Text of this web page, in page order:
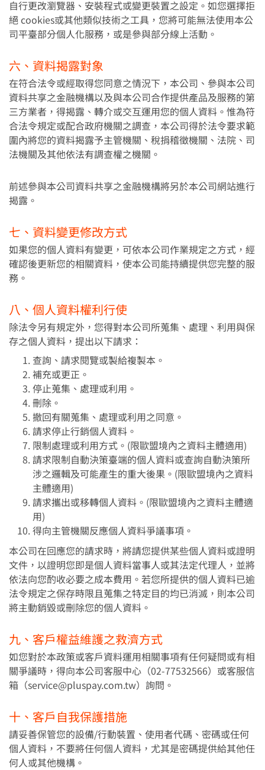
自行更改瀏覽器、安裝程式或變更裝置之設定。如您選擇拒
絕 cookies或其他類似技術之工具，您將可能無法使用本公
司平臺部分個人化服務，或是參與部分線上活動。
六、資料揭露對象
在符合法令或經取得您同意之情況下，本公司、參與本公司
資料共享之金融機構以及與本公司合作提供產品及服務的第
三方業者，得揭露、轉介或交互運用您的個人資料。惟為符
合法令規定或配合政府機關之調查，本公司得於法令要求範
圍內將您的資料揭露予主管機關、稅捐稽徵機關、法院、司
法機關及其他依法有調查權之機關。
前述參與本公司資料共享之金融機構將另於本公司網站進行
揭露。
七、資料變更修改方式
如果您的個人資料有變更，可依本公司作業規定之方式，經
確認後更新您的相關資料，使本公司能持續提供您完整的服
務。
八、個人資料權利行使
除法令另有規定外，您得對本公司所蒐集、處理、利用與保
存之個人資料，提出以下請求：
查詢、請求閱覽或製給複製本。
補充或更正。
停止蒐集、處理或利用。
刪除。
撤回有關蒐集、處理或利用之同意。
請求停止行銷個人資料。
限制處理或利用方式。(限歐盟境內之資料主體適用)
請求限制自動決策臺端的個人資料或查詢自動決策所
涉之邏輯及可能產生的重大後果。(限歐盟境內之資料
主體適用)
請求攜出或移轉個人資料。(限歐盟境內之資料主體適
用)
得向主管機關反應個人資料爭議事項。
本公司在回應您的請求時，將請您提供某些個人資料或證明
文件，以證明您即是個人資料當事人或其法定代理人，並將
依法向您酌收必要之成本費用。若您所提供的個人資料已逾
法令規定之保存時限且蒐集之特定目的均已消滅，則本公司
將主動銷毀或刪除您的個人資料。
九、客戶權益維護之救濟方式
如您對於本政策或客戶資料運用相關事項有任何疑問或有相
關爭議時，得向本公司客服中心（02-77532566）或客服信
箱（service@pluspay.com.tw）詢問。
十、客戶自我保護措施
請妥善保管您的設備/行動裝置、使用者代碼、密碼或任何
個人資料，不要將任何個人資料，尤其是密碼提供給其他任
何人或其他機構。